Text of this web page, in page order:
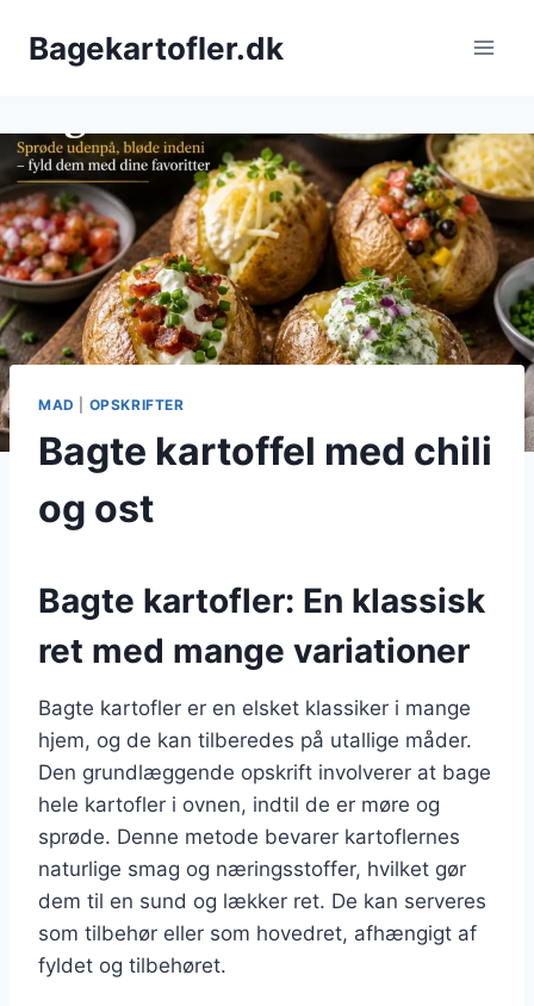
Bagekartofler.dk
MAD OPSKRIFTER
Bagte kartoffel med chili
og ost
Bagte kartofler: En klassisk
ret med mange variationer
Bagte kartofler er en elsket klassiker i mange
hjem, og de kan tilberedes på utallige måder.
Den grundlæggende opskrift involverer at bage
hele kartofler i ovnen, indtil de er møre og
sprøde. Denne metode bevarer kartoflernes
naturlige smag og næringsstoffer, hvilket gør
dem til en sund og lækker ret. De kan serveres
som tilbehør eller som hovedret, afhængigt af
fyldet og tilbehøret.